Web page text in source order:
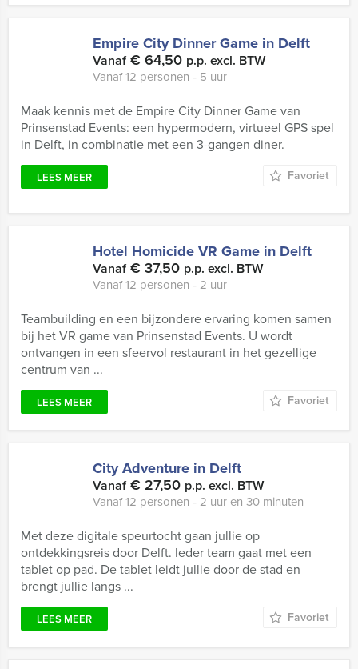
Empire City Dinner Game in Delft
Vanaf€ 64,50 p.p. excl. BTW
Vanaf 12 personen ‐ 5 uur
Maak kennis met de Empire City Dinner Game van
Prinsenstad Events: een hypermodern, virtueel GPS spel
in Delft, in combinatie met een 3-gangen diner.
LEES MEER Favoriet
Hotel Homicide VR Game in Delft
Vanaf€ 37,50 p.p. excl. BTW
Vanaf 12 personen ‐ 2 uur
Teambuilding en een bijzondere ervaring komen samen
bij het VR game van Prinsenstad Events. U wordt
ontvangen in een sfeervol restaurant in het gezellige
centrum van ...
LEES MEER Favoriet
City Adventure in Delft
Vanaf€ 27,50 p.p. excl. BTW
Vanaf 12 personen ‐ 2 uur en 30 minuten
Met deze digitale speurtocht gaan jullie op
ontdekkingsreis door Delft. Ieder team gaat met een
tablet op pad. De tablet leidt jullie door de stad en
brengt jullie langs ...
LEES MEER Favoriet